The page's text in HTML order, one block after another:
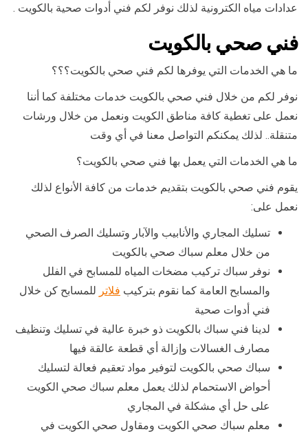
عدادات مياه الكترونية لذلك نوفر لكم فني أدوات صحية بالكويت .
فني صحي بالكويت
ما هي الخدمات التي يوفرها لكم فني صحي بالكويت؟؟؟
نوفر لكم من خلال فني صحي بالكويت خدمات مختلفة كما أننا
نعمل على تغطية كافة مناطق الكويت ونعمل من خلال ورشات
متنقلة.. لذلك يمكنكم التواصل معنا في أي وقت
ما هي الخدمات التي يعمل بها فني صحي بالكويت؟
يقوم فني صحي بالكويت بتقديم خدمات من كافة الأنواع لذلك
نعمل على:
تسليك المجاري والأنابيب والآبار وتسليك الصرف الصحي
من خلال معلم سباك صحي بالكويت
نوفر سباك تركيب مضخات المياه للمسابح في الفلل
والمسابح العامة كما نقوم بتركيب فلاتر للمسابح كن خلال
فني أدوات صحية
لدينا فني سباك بالكويت ذو خبرة عالية في تسليك وتنظيف
مصارف الغسالات وإزالة أي قطعة عالقة فيها
سباك صحي بالكويت لتوفير مواد تعقيم فعالة لتسليك
أحواض الاستحمام لذلك يعمل معلم سباك صحي الكويت
على حل أي مشكلة في المجاري
معلم سباك صحي الكويت ومقاول صحي الكويت في